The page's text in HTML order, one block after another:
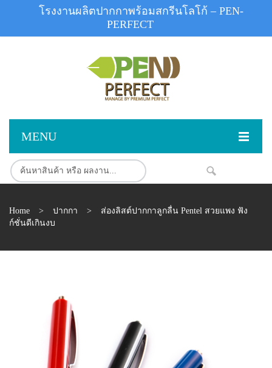
MENU
หน้าแรก
ปากกาพลาสติก
ปากกา USB
ปากกาหมึกซึม
ปากกาทัชสกรีน
สินค้าสต็อก
เกี่ยวกับเรา
วิธีการชำระเงิน
โชว์รูม
ขอใบเสนอราคา
Home > ปากกา >
ส่องลิสต์ปากกาลูกลื่น Pentel สวยแพง ฟัง
ก์ชั่นดีเกินงบ
โรงงานผลิตปากกาพร้อมสกรีนโลโก้ – PEN-
PERFECT